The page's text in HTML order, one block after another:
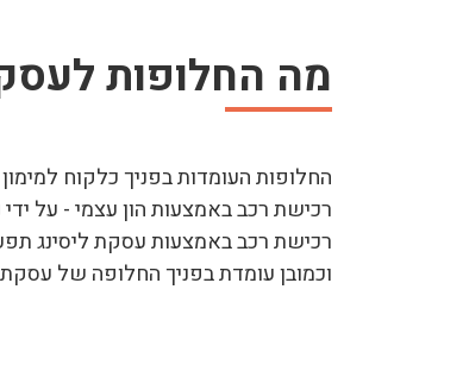
מה החלופות
החלופות העומדות בפניך כלקוח
רכישת רכב באמצעות הון עצמי - על
רכישת רכב באמצעות עסקת ליסינג
וכמובן עומדת בפניך החלופה של